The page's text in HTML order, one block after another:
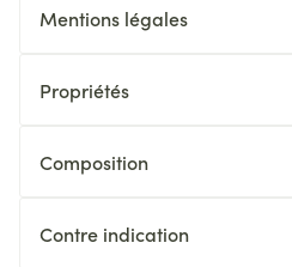
Mentions légales
Propriétés
Composition
Contre indication